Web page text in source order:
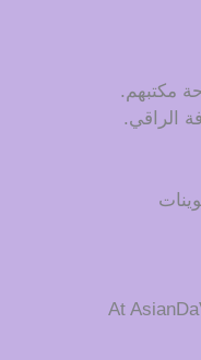
مكتبهم.
الراقي.
At